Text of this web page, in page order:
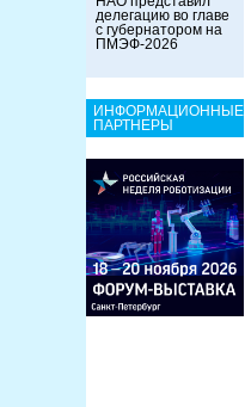
делегацию во главе
с губернатором на
ПМЭФ-2026
ИНФОРМАЦИОННЫЕ
ПАРТНЕРЫ